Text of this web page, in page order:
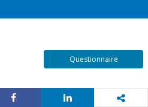
Questionnaire